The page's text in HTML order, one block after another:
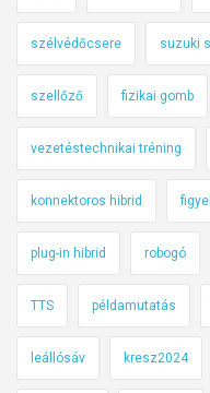
szélvédőcsere suzuki
szellőző fizikai gomb
vezetéstechnikai tréning
konnektoros hibrid
plug-in hibrid robogó
TTS példamutatás
leállósáv kresz2024